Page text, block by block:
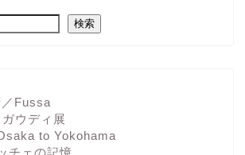
検索
Fussa
ウディ展
to Yokohama